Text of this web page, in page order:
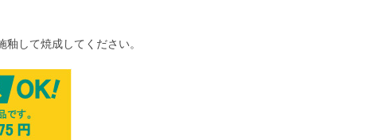
して焼成してください。